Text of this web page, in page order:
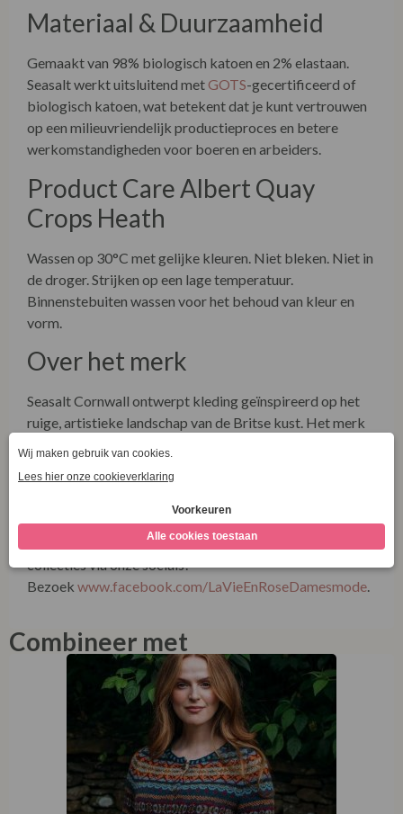
Materiaal & Duurzaamheid
Gemaakt van 98% biologisch katoen en 2% elastaan.
Seasalt werkt uitsluitend metGOTS-gecertificeerd of
biologisch katoen, wat betekent dat je kunt vertrouwen
op een milieuvriendelijk productieproces en betere
werkomstandigheden voor boeren en arbeiders.
Product Care Albert Quay
Crops Heath
Wassen op 30°C met gelijke kleuren. Niet bleken. Niet in
de droger. Strijken op een lage temperatuur.
Binnenstebuiten wassen voor het behoud van kleur en
vorm.
Over het merk
Seasalt Cornwall ontwerpt kleding geïnspireerd op het
ruige, artistieke landschap van de Britse kust. Het merk
en eerlijke productie staan centraal bij alles wat ze
Ontdek meer over onze winkel én onze duurzame
collecties via onze socials!
Bezoek www.facebook.com/LaVieEnRoseDamesmode.
Combineer met